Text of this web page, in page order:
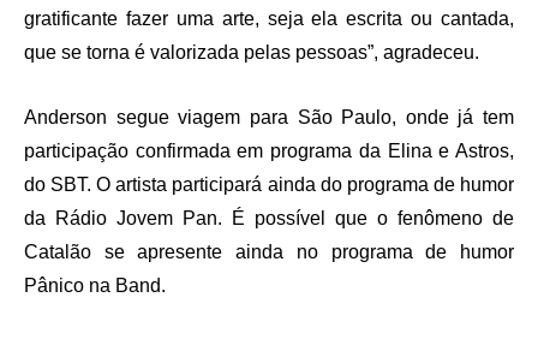
gratificante fazer uma arte, seja ela escrita ou cantada,
que se torna é valorizada pelas pessoas”, agradeceu.
Anderson segue viagem para São Paulo, onde já tem
participação confirmada em programa da Elina e Astros,
do SBT. O artista participará ainda do programa de humor
da Rádio Jovem Pan. É possível que o fenômeno de
Catalão se apresente ainda no programa de humor
Pânico na Band.